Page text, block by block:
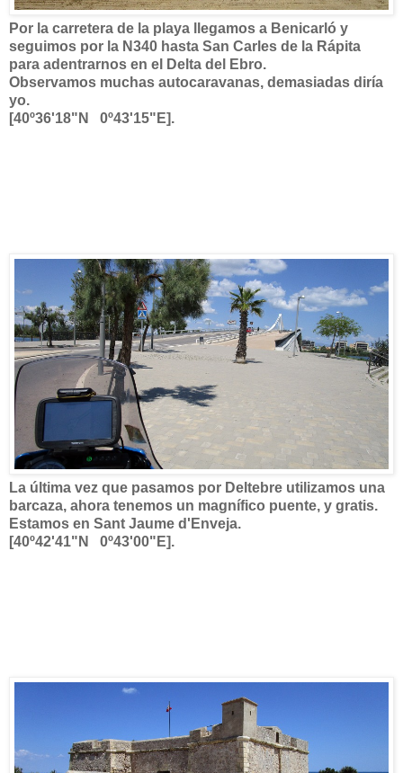
Por la carretera de la playa llegamos a Benicarló y
seguimos por la N340 hasta San Carles de la Rápita
para adentrarnos en el Delta del Ebro.
Observamos muchas autocaravanas, demasiadas diría
yo.
[40º36'18"N 0º43'15"E].
La última vez que pasamos por Deltebre utilizamos una
barcaza, ahora tenemos un magnífico puente, y gratis.
Estamos en Sant Jaume d'Enveja.
[40º42'41"N 0º43'00"E].